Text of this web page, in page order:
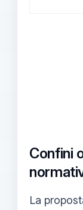
Confini
La